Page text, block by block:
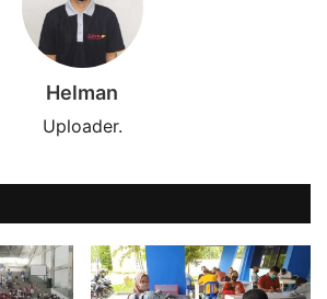
Helman
Uploader.